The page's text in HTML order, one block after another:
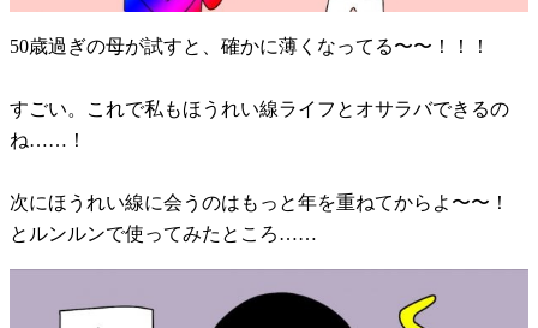
50歳過ぎの母が試すと、確かに薄くなってる〜〜！！！
すごい。これで私もほうれい線ライフとオサラバできるの
ね……！
次にほうれい線に会うのはもっと年を重ねてからよ〜〜！
とルンルンで使ってみたところ……